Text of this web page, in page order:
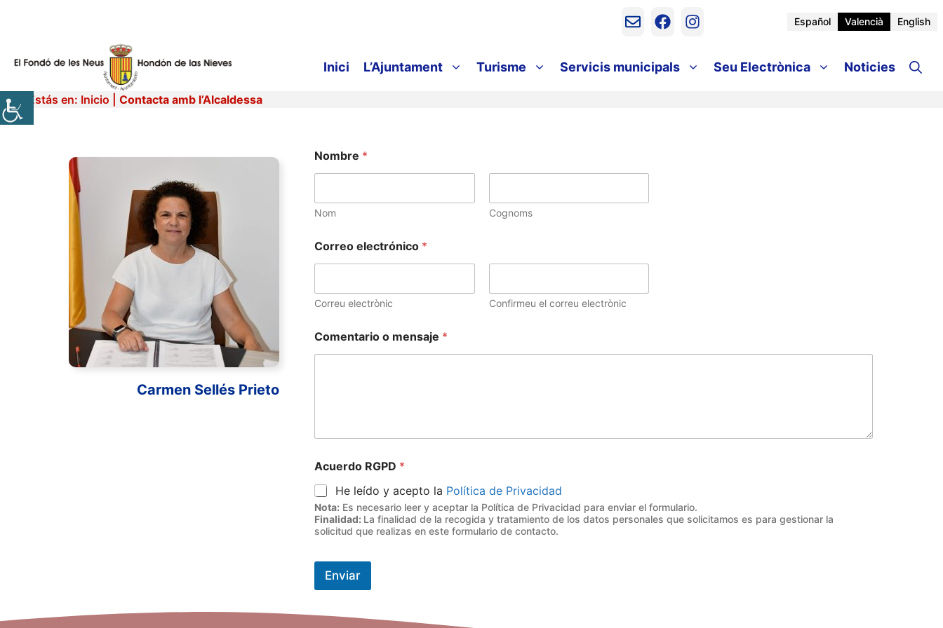
Español Valencià English
Inici L’Ajuntament Turisme Servicis municipals Seu Electrònica Noticies
Estás en: Inicio Contacta amb l’Alcaldessa
Carmen Sellés Prieto
Nombre *
Nom Cognoms
Correo electrónico *
Correu electrònic Confirmeu el correu electrònic
Comentario o mensaje *
Acuerdo RGPD *
He leído y acepto la Política de Privacidad
Nota: Es necesario leer y aceptar la Política de Privacidad para enviar el formulario.
Finalidad: La finalidad de la recogida y tratamiento de los datos personales que solicitamos es para gestionar la
solicitud que realizas en este formulario de contacto.
Enviar